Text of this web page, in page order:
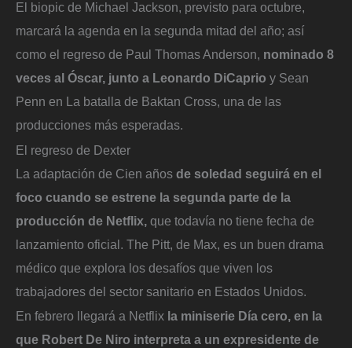
El biopic de Michael Jackson, previsto para octubre,
marcará la agenda en la segunda mitad del año; así
como el regreso de Paul Thomas Anderson, nominado 8
veces al Óscar, junto a Leonardo DiCaprio y Sean
Penn en La batalla de Baktan Cross, una de las
producciones más esperadas.
El regreso de Dexter
La adaptación de Cien años de soledad seguirá en el
foco cuando se estrene la segunda parte de la
producción de Netflix, que todavía no tiene fecha de
lanzamiento oficial. The Pitt, de Max, es un buen drama
médico que explora los desafíos que viven los
trabajadores del sector sanitario en Estados Unidos.
En febrero llegará a Netflix la miniserie Día cero, en la
que Robert De Niro interpreta a un expresidente de